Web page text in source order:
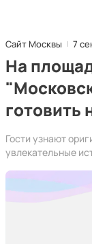
Сайт Москвы 7
На
готовить
Гости узнают
увлекательные